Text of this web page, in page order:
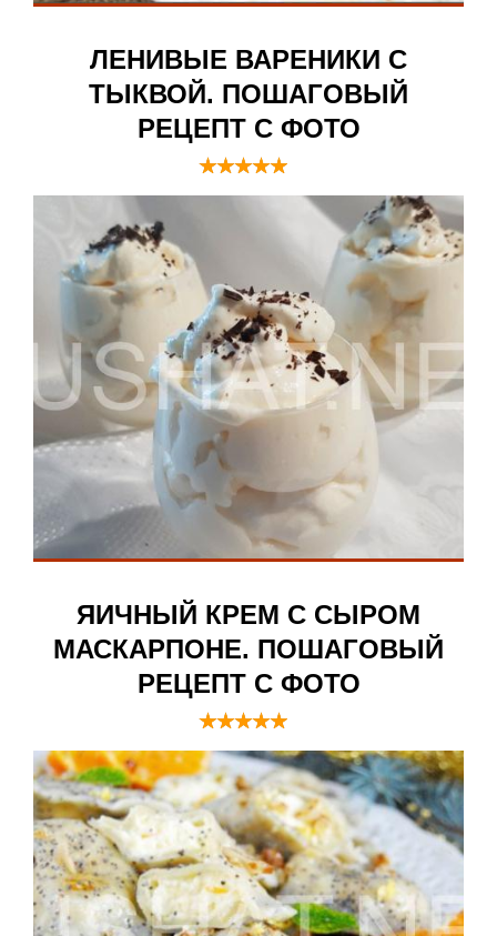
ЛЕНИВЫЕ ВАРЕНИКИ С
ТЫКВОЙ. ПОШАГОВЫЙ
РЕЦЕПТ С ФОТО
ЯИЧНЫЙ КРЕМ С СЫРОМ
МАСКАРПОНЕ. ПОШАГОВЫЙ
РЕЦЕПТ С ФОТО